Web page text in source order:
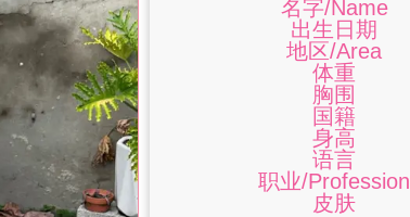
名字/Name
出生日期
地区/Area
体重
胸围
国籍
身高
语言
职业/Profession
皮肤